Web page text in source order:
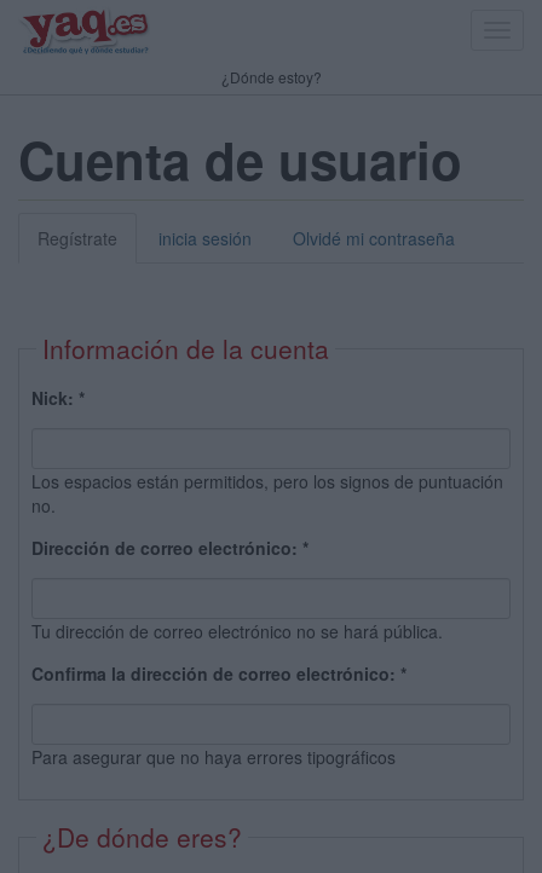
¿Dónde estoy?
Cuenta de usuario
Regístrate inicia sesión Olvidé mi contraseña
Información de la cuenta
Nick: *
Los espacios están permitidos, pero los signos de puntuación
no.
Dirección de correo electrónico: *
Tu dirección de correo electrónico no se hará pública.
Confirma la dirección de correo electrónico: *
Para asegurar que no haya errores tipográficos
¿De dónde eres?